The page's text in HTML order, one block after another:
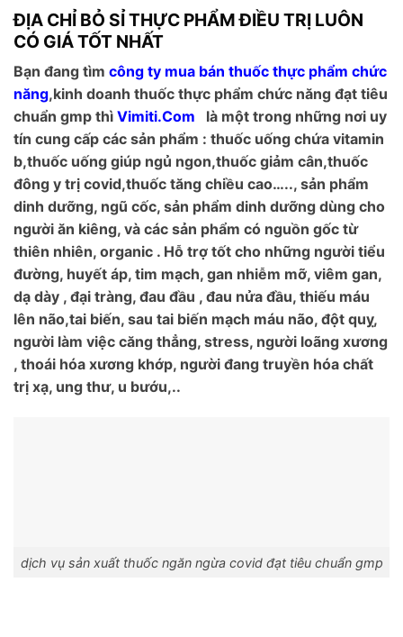
ĐỊA CHỈ BỎ SỈ THỰC PHẨM ĐIỀU TRỊ LUÔN
CÓ GIÁ TỐT NHẤT
Bạn đang tìm công ty mua bán thuốc thực phẩm chức
năng,kinh doanh thuốc thực phẩm chức năng đạt tiêu
chuẩn gmp thì Vimiti.Com
là một trong những nơi uy
tín cung cấp các sản phẩm : thuốc uống chứa vitamin
b,thuốc uống giúp ngủ ngon,thuốc giảm cân,thuốc
đông y trị covid,thuốc tăng chiều cao….., sản phẩm
dinh dưỡng, ngũ cốc, sản phẩm dinh dưỡng dùng cho
người ăn kiêng, và các sản phẩm có nguồn gốc từ
thiên nhiên, organic . Hỗ trợ tốt cho những người tiểu
đường, huyết áp, tim mạch, gan nhiễm mỡ, viêm gan,
dạ dày , đại tràng, đau đầu , đau nửa đầu, thiếu máu
lên não,tai biến, sau tai biến mạch máu não, đột quỵ,
người làm việc căng thẳng, stress, người loãng xương
, thoái hóa xương khớp, người đang truyền hóa chất
trị xạ, ung thư, u bướu,..
dịch vụ sản xuất thuốc ngăn ngừa covid đạt tiêu chuẩn gmp